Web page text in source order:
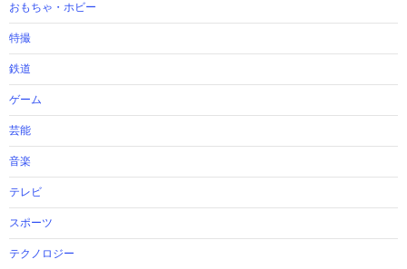
おもちゃ・ホビー
特撮
鉄道
ゲーム
芸能
音楽
テレビ
スポーツ
テクノロジー